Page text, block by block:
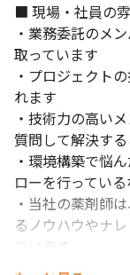
■ 現場・社員の
・業務委託のメ
取っています
・プロジェクト
れます
・技術力の高い
質問して解決す
・環境構築で悩
ローを行ってい
・当社の薬剤師
るノウハウやナ
ています
・金融業界出身